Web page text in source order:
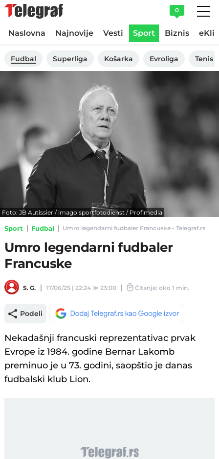
0
Naslovna Najnovije Vesti Sport Biznis
Fudbal Superliga Košarka Evroliga Tenis
Foto: JB Autissier / imago sportfotodienst / Profimedia
Sport Fudbal Umro legendarni fudbaler Francuske - Telegraf.rs
Umro legendarni fudbaler
Francuske
S. G. 17/06/25 | 22:24 ≫23:00 Čitanje: oko 1 min.
Podeli
Nekadašnji francuski reprezentativac prvak
Evrope iz 1984. godine Bernar Lakomb
preminuo je u 73. godini, saopštio je danas
fudbalski klub Lion.